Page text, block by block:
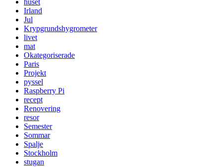
huset
Irland
Jul
Krypgrundshygrometer
livet
mat
Okategoriserade
Paris
Projekt
pyssel
Raspberry Pi
recept
Renovering
resor
Semester
Sommar
Spalje
Stockholm
stugan